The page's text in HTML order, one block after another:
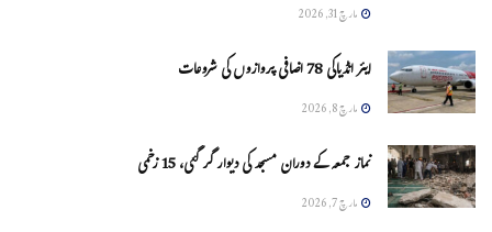
مارچ 31, 2026
ایئر انڈیاکی 78 اضافی پروازوں کی شروعات
مارچ 8, 2026
نماز جمعہ کے دوران مسجد کی دیوار گر گئی، 15 زخمی
مارچ 7, 2026